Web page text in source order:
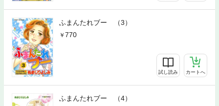
ふまんたれブー （3）
770
試し読み カートへ
ふまんたれブー （4）